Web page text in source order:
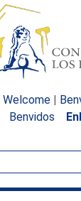
Welcome |
Benvidos